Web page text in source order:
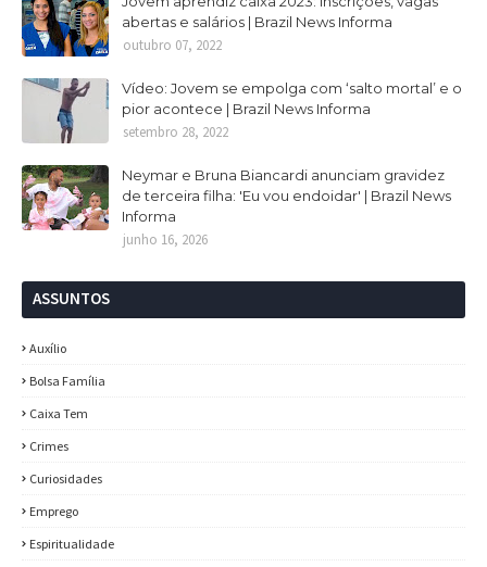
abertas e salários | Brazil News Informa
outubro 07, 2022
Vídeo: Jovem se empolga com ‘salto mortal’ e o
pior acontece | Brazil News Informa
setembro 28, 2022
Neymar e Bruna Biancardi anunciam gravidez
de terceira filha: 'Eu vou endoidar' | Brazil News
Informa
junho 16, 2026
ASSUNTOS
Auxílio
Bolsa Família
Caixa Tem
Crimes
Curiosidades
Emprego
Espiritualidade